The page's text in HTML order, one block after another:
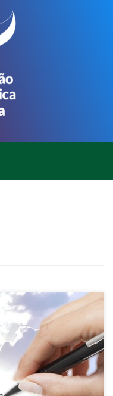
Carismática Católica
Nacional da RCC, Katia Roldi
bimestre, oferecem
trabalho de evangelização
e compartilhe […]